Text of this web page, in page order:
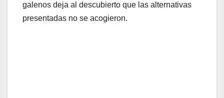
galenos deja al descubierto que las alternativas
presentadas no se acogieron.